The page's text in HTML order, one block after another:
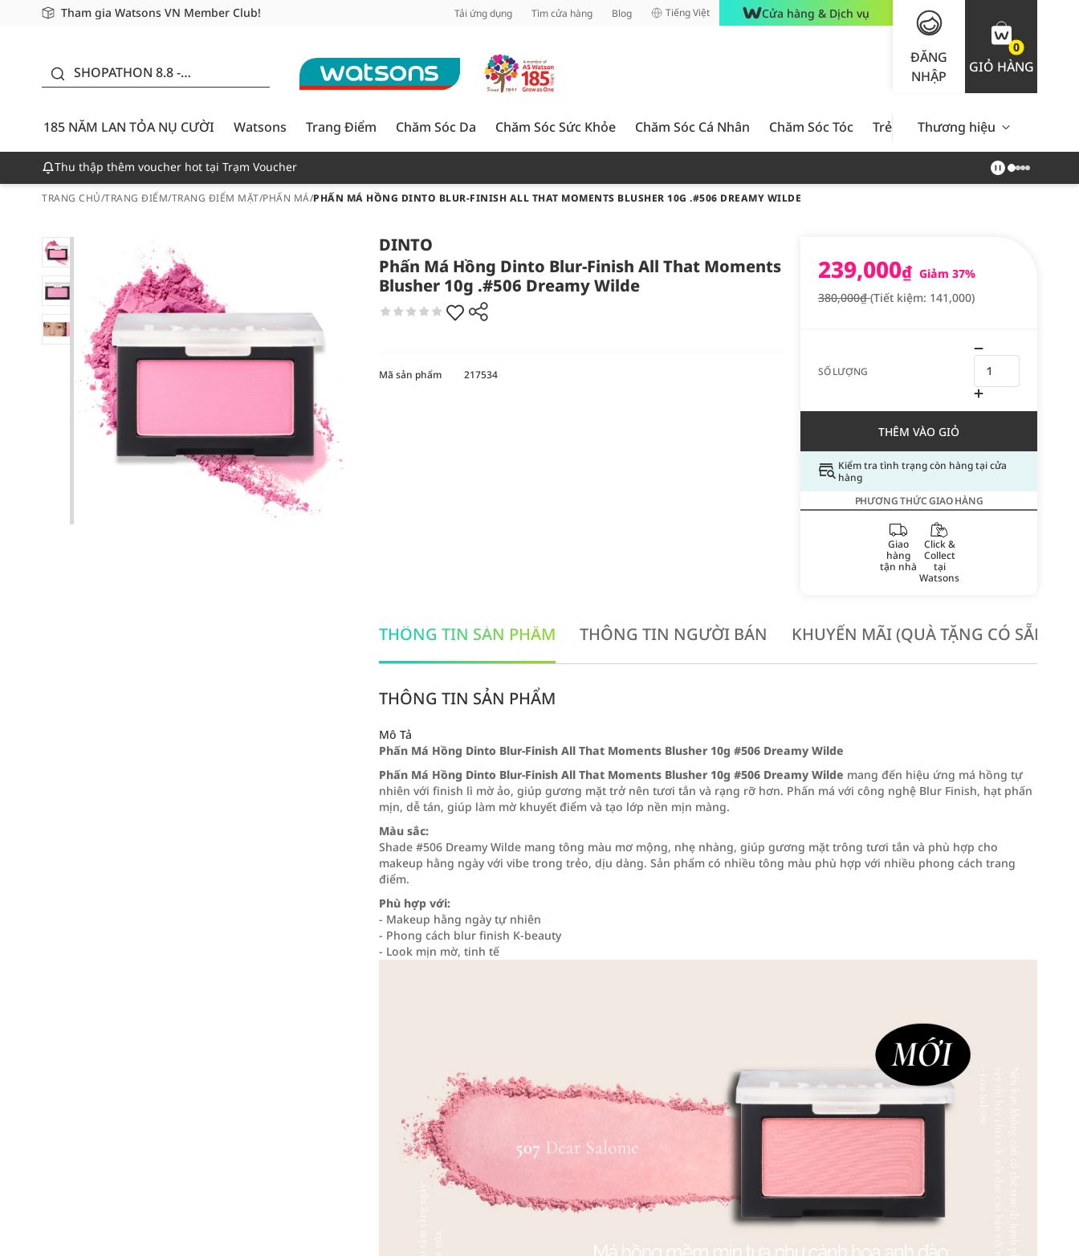
Tham gia Watsons VN Member Club!
Miễn phí giao hàng cho đơn hàng từ 249,000Đ
Giao hàng nhanh 24h - Áp dụng khu vực TP. Hồ Chí Minh Tải ứng dụng Tìm cửa hàng Blog Tiếng Việt Cửa hàng & Dịch vụ
ĐĂNG
NHẬP
0
GIỎ HÀNG
SHOPATHON 8.8 -
CƯỜI - GIẢM ĐẾN
50%
185 NĂM LAN TỎA NỤ CƯỜI
Watsons Trang Điểm Chăm Sóc Da Chăm Sóc Sức Khỏe Chăm Sóc Cá Nhân Chăm Sóc Tóc Trẻ Em Nam Giới Chăm Sóc
Thương hiệu
Thu thập thêm voucher hot tại Trạm Voucher
TRANG CHỦ/TRANG ĐIỂM/TRANG ĐIỂM MẶT/PHẤN MÁ/PHẤN MÁ HỒNG DINTO BLUR-FINISH ALL THAT MOMENTS BLUSHER 10G .#506 DREAMY WILDE
DINTO
Phấn Má Hồng Dinto Blur-Finish All That Moments
Blusher 10g .#506 Dreamy Wilde
239,000₫ Giảm 37%
380,000₫(Tiết kiệm: 141,000)
SỐ LƯỢNG
THÊM VÀO GIỎ
Kiểm tra tình trạng còn hàng tại cửa
hàng
PHƯƠNG THỨC GIAO HÀNG
Giao
hàng
tận nhà
Click &
Collect
tại
Watsons
Mã sản phẩm 217534
THÔNG TIN SẢN PHẨM THÔNG TIN NGƯỜI BÁN KHUYẾN MÃI (QUÀ TẶNG CÓ SẴN
THÔNG TIN SẢN PHẨM
Mô Tả
Phấn Má Hồng Dinto Blur-Finish All That Moments Blusher 10g #506 Dreamy Wilde
Phấn Má Hồng Dinto Blur-Finish All That Moments Blusher 10g #506 Dreamy Wilde mang đến hiệu ứng má hồng tự
nhiên với finish lì mờ ảo, giúp gương mặt trở nên tươi tắn và rạng rỡ hơn. Phấn má với công nghệ Blur Finish, hạt phấn
mịn, dễ tán, giúp làm mờ khuyết điểm và tạo lớp nền mịn màng.
Màu sắc:
Shade #506 Dreamy Wilde mang tông màu mơ mộng, nhẹ nhàng, giúp gương mặt trông tươi tắn và phù hợp cho
makeup hằng ngày với vibe trong trẻo, dịu dàng. Sản phẩm có nhiều tông màu phù hợp với nhiều phong cách trang
điểm.
Phù hợp với:
- Makeup hằng ngày tự nhiên
- Phong cách blur finish K-beauty
- Look mịn mờ, tinh tế